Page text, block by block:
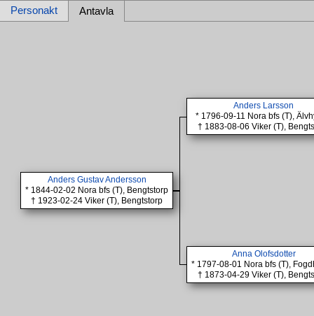
Personakt Antavla
Anders Gustav Andersson
* 1844-02-02 Nora bfs (T), Bengtstorp
† 1923-02-24 Viker (T), Bengtstorp
Anders Larsson
* 1796-09-11 Nora bfs (T),
† 1883-08-06 Viker (T),
Anna Olofsdotter
* 1797-08-01 Nora bfs (T),
† 1873-04-29 Viker (T),